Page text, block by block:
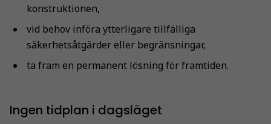
konstruktionen,
vid behov införa ytterligare tillfälliga
säkerhetsåtgärder eller begränsningar,
ta fram en permanent lösning för framtiden.
Ingen tidplan i dagsläget